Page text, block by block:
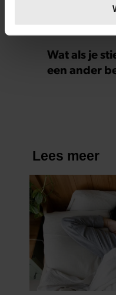
verwerkt en stel uw
intrekken in de
We gebruiken cookies
personaliseren, om
verzameld op basis
gaat akkoord met onze
gebruiken.
Wat als je
een ander